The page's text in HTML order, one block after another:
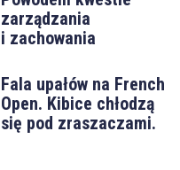
zarządzania
i zachowania
Fala upałów na French
Open. Kibice chłodzą
się pod zraszaczami.